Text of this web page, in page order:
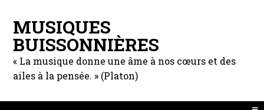
MUSIQUES
BUISSONNIÈRES
« La musique donne une âme à nos cœurs et des
ailes à la pensée. » (Platon)